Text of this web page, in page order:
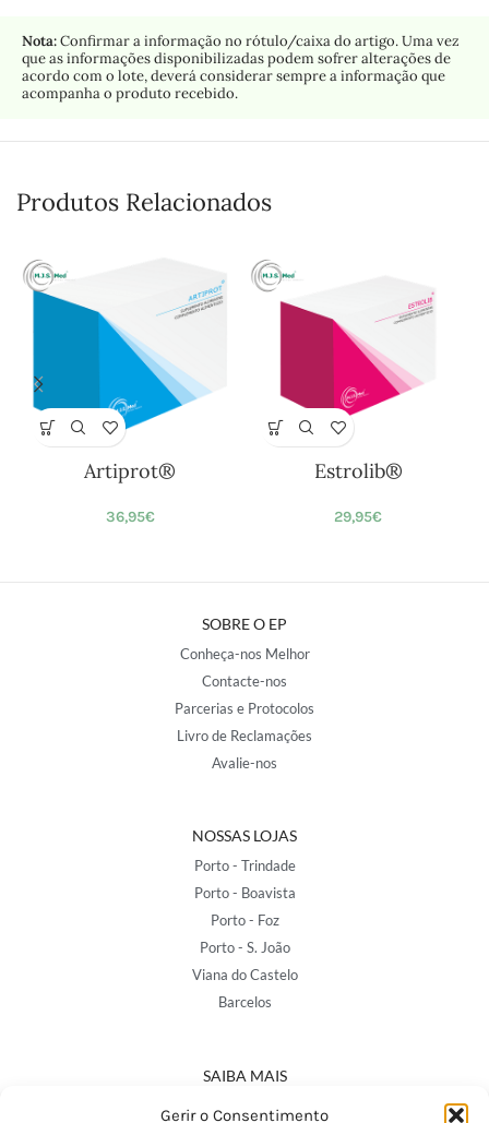
Gerir o Consentimento
Nota:Confirmar a informação no rótulo/caixa do artigo. Uma vez
que as informações disponibilizadas podem sofrer alterações de
acordo com o lote, deverá considerar sempre a informação que
acompanha o produto recebido.
Produtos Relacionados
Artiprot®
36,95€
Estrolib®
29,95€
SOBRE O EP
Conheça-nos Melhor
Contacte-nos
Parcerias e Protocolos
Livro de Reclamações
Avalie-nos
NOSSAS LOJAS
Porto - Trindade
Porto - Boavista
Porto - Foz
Porto - S. João
Viana do Castelo
Barcelos
SAIBA MAIS
Política de Privacidade